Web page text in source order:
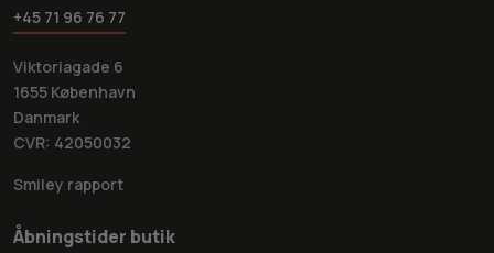
+45 71 96 76 77
Viktoriagade 6
1655 København
Danmark
CVR: 42050032
Smiley rapport
Åbningstider butik